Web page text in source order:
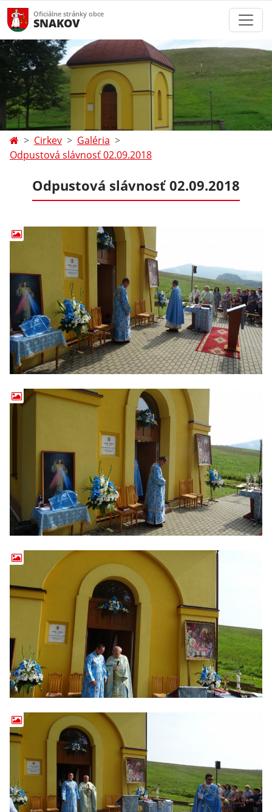
Oficiálne stránky obce
SNAKOV
Cirkev
Galéria
Odpustová slávnosť 02.09.2018
Odpustová slávnosť 02.09.2018